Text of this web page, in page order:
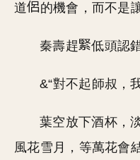
道
的機會，而不是
秦壽趕 低頭認錯
&“對不起師叔，
葉空放下酒杯，
風花雪月，等萬花會